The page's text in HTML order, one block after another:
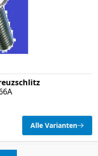
Alle Varianten